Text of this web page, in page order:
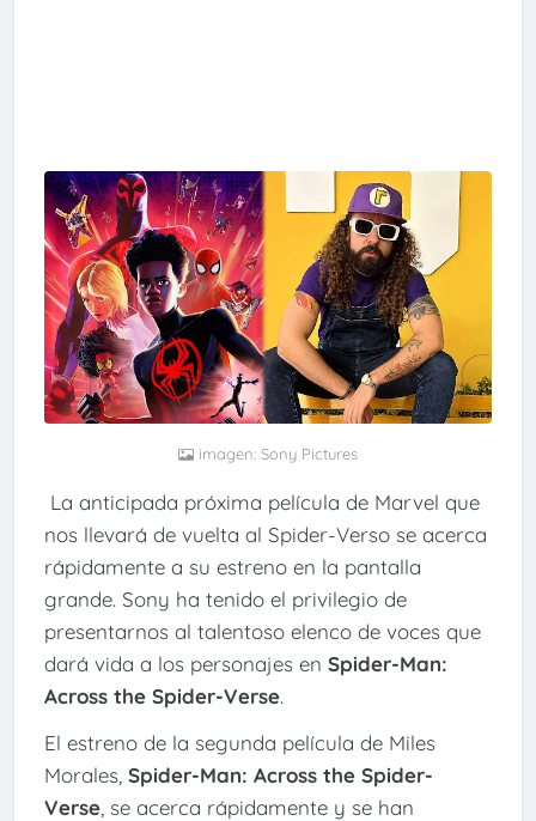
imagen: Sony Pictures
La anticipada próxima película de Marvel que
nos llevará de vuelta al Spider-Verso se acerca
rápidamente a su estreno en la pantalla
grande. Sony ha tenido el privilegio de
presentarnos al talentoso elenco de voces que
dará vida a los personajes en Spider-Man:
Across the Spider-Verse.
El estreno de la segunda película de Miles
Morales, Spider-Man: Across the Spider-
Verse, se acerca rápidamente y se han